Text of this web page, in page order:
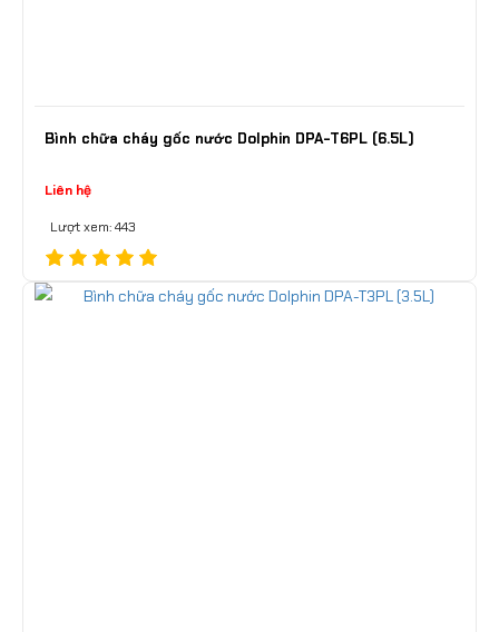
Bình chữa cháy gốc nước Dolphin DPA-T6PL (6.5L)
Liên hệ
Lượt xem: 443